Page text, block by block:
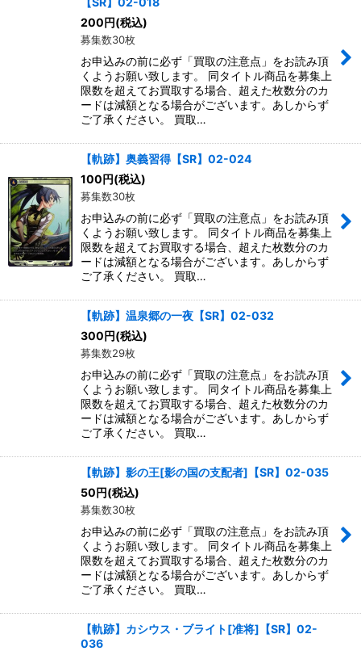
200円(税込)
募集数30枚
お申込みの前に必ず「買取の注意点」をお読み頂
くようお願い致します。 同タイトル商品を募集上
限数を超えてお買取する場合、超えた枚数分のカ
ードは減額となる場合がございます。あしからず
ご了承ください。 買取…
【軌跡】奥義習得【SR】02-024
100円(税込)
募集数30枚
お申込みの前に必ず「買取の注意点」をお読み頂
くようお願い致します。 同タイトル商品を募集上
限数を超えてお買取する場合、超えた枚数分のカ
ードは減額となる場合がございます。あしからず
ご了承ください。 買取…
【軌跡】温泉郷の一夜【SR】02-032
300円(税込)
募集数29枚
お申込みの前に必ず「買取の注意点」をお読み頂
くようお願い致します。 同タイトル商品を募集上
限数を超えてお買取する場合、超えた枚数分のカ
ードは減額となる場合がございます。あしからず
ご了承ください。 買取…
【軌跡】影の王[影の国の支配者]【SR】02-035
50円(税込)
募集数30枚
お申込みの前に必ず「買取の注意点」をお読み頂
くようお願い致します。 同タイトル商品を募集上
限数を超えてお買取する場合、超えた枚数分のカ
ードは減額となる場合がございます。あしからず
ご了承ください。 買取…
【軌跡】カシウス・ブライト[准将]【SR】02-
036